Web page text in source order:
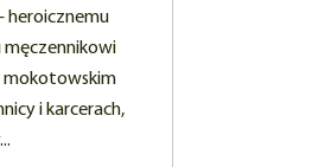
heroicznemu
męczennikowi
mokotowskim
i karcerach,